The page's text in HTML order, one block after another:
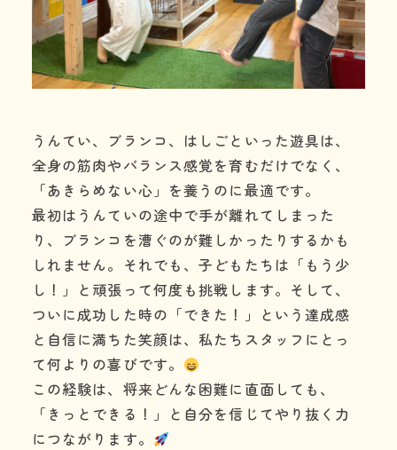
うんてい、ブランコ、はしごといった遊具は、
全身の筋肉やバランス感覚を育むだけでなく、
「あきらめない心」を養うのに最適です。
最初はうんていの途中で手が離れてしまった
り、ブランコを漕ぐのが難しかったりするかも
しれません。それでも、子どもたちは「もう少
し！」と頑張って何度も挑戦します。そして、
ついに成功した時の「できた！」という達成感
と自信に満ちた笑顔は、私たちスタッフにとっ
て何よりの喜びです。
この経験は、将来どんな困難に直面しても、
「きっとできる！」と自分を信じてやり抜く力
につながります。